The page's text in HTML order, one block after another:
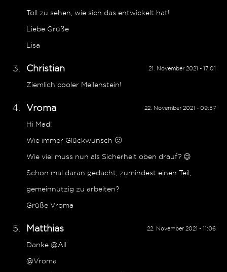
Toll zu sehen, wie sich das entwickelt hat!
Liebe Grüße
Lisa
21. November 2021 - 17:01
Christian
Ziemlich cooler Meilenstein!
22. November 2021 - 09:57
Vroma
Hi Mad!
Wie immer Glückwunsch 🙂
Wie viel muss nun als Sicherheit oben drauf? 😉
Schon mal daran gedacht, zumindest einen Teil,
gemeinnützig zu arbeiten?
Grüße Vroma
22. November 2021 - 11:06
Matthias
Danke @All
@Vroma